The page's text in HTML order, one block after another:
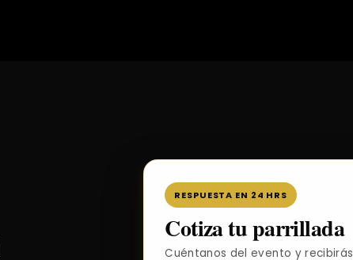
RESPUESTA EN 24 HRS
Cotiza tu parrillada
Cuéntanos del evento y recibirás